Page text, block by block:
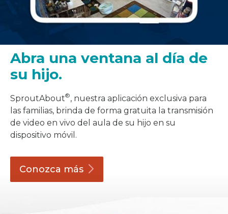
Abra una ventana al día de
su hijo.
SproutAbout®, nuestra aplicación exclusiva para
las familias, brinda de forma gratuita la transmisión
de video en vivo del aula de su hijo en su
dispositivo móvil.
Conozca más